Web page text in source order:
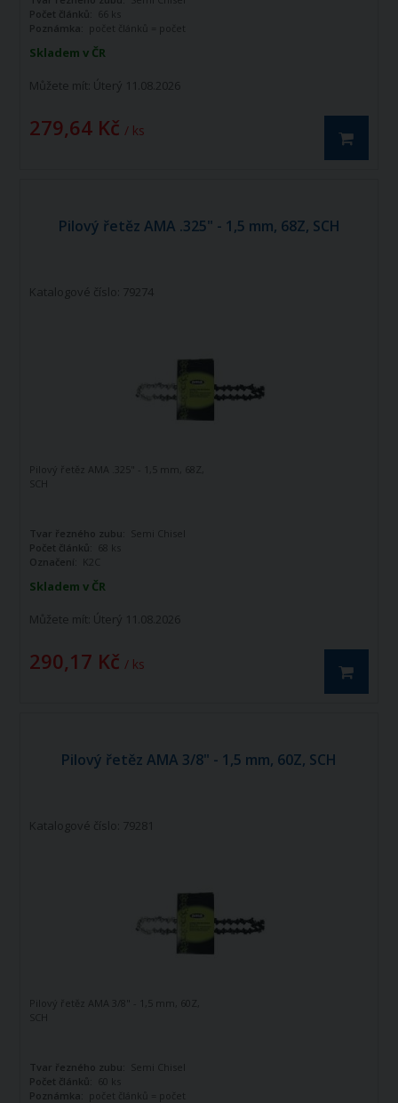
Skladem v ČR
Můžete mít: Úterý 11.08.2026
279,64 Kč / ks
Počet článků: 66 ks
Poznámka: počet článků = počet
Pilový řetěz AMA .325" - 1,5 mm, 68Z, SCH
Katalogové číslo: 79274
Skladem v ČR
Můžete mít: Úterý 11.08.2026
290,17 Kč / ks
Pilový řetěz AMA .325" - 1,5 mm, 68Z,
SCH
Tvar řezného zubu:
Semi Chisel
Počet článků: 68 ks
Označení: K2C
Pilový řetěz AMA 3/8" - 1,5 mm, 60Z, SCH
Katalogové číslo: 79281
Pilový řetěz AMA 3/8" - 1,5 mm, 60Z,
SCH
Tvar řezného zubu:
Semi Chisel
Počet článků: 60 ks
Poznámka: počet článků = počet